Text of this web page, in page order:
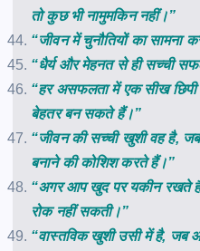
तो कुछ भी नामुमकिन नहीं।”
“जीवन में चुनौतियों का सामना
“धैर्य और मेहनत से ही सच्ची
“हर असफलता में एक सीख छिपी
बेहतर बन सकते हैं।”
“जीवन की सच्ची खुशी वह है,
बनाने की कोशिश करते हैं।”
“अगर आप खुद पर यकीन रखते
रोक नहीं सकती।”
“वास्तविक खुशी उसी में है,